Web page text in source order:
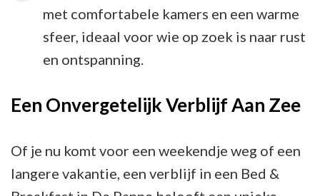
met comfortabele kamers en een warme
sfeer, ideaal voor wie op zoek is naar rust
en ontspanning.
Een Onvergetelijk Verblijf Aan Zee
Of je nu komt voor een weekendje weg of een
langere vakantie, een verblijf in een Bed &